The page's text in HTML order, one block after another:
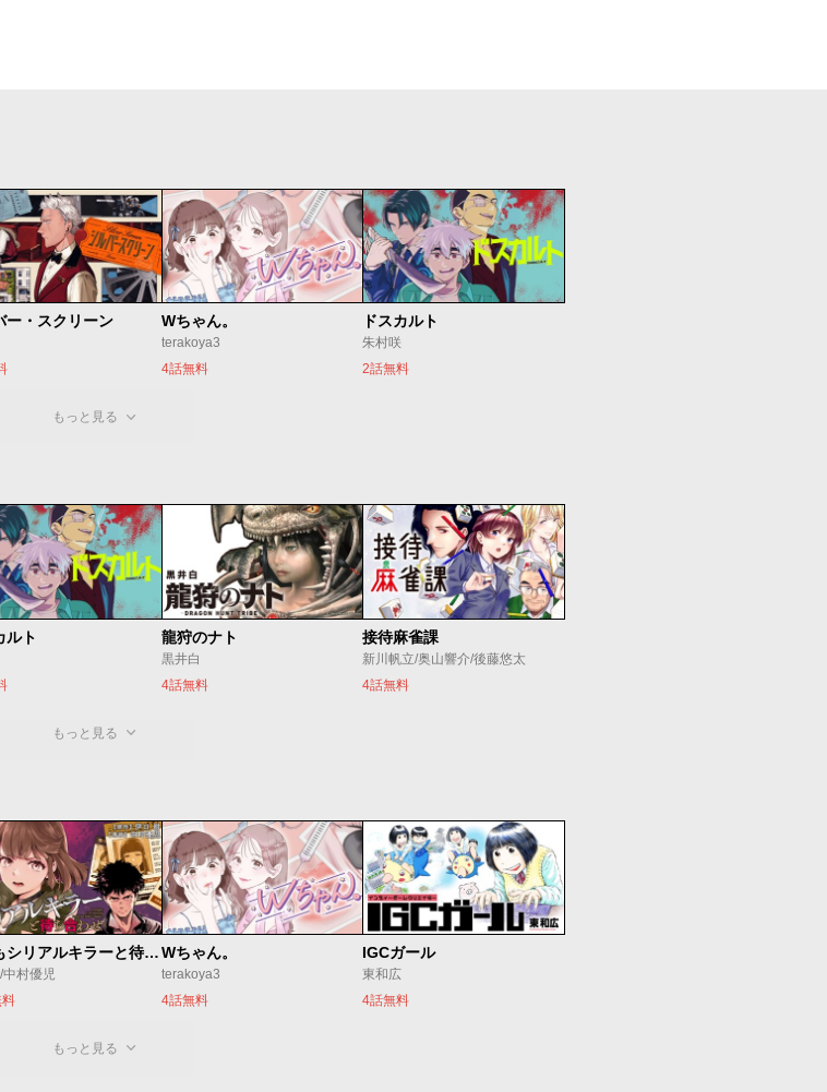
ー・スクリーン Wちゃん。
terakoya3
4話無料
ドスカルト
朱村咲
2話無料
もっと見る
ルト 龍狩のナト
黒井白
4話無料
接待麻雀課
新川帆立/奥山響介/後藤悠太
4話無料
もっと見る
今夜もシリアルキラーと待ち合わせ
村優児
Wちゃん。
terakoya3
4話無料
IGCガール
東和広
4話無料
もっと見る